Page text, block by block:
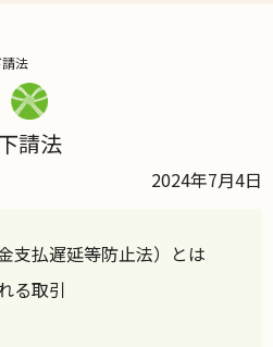
法
請法
2024年7月4日
支払遅延等防止法）とは
る取引